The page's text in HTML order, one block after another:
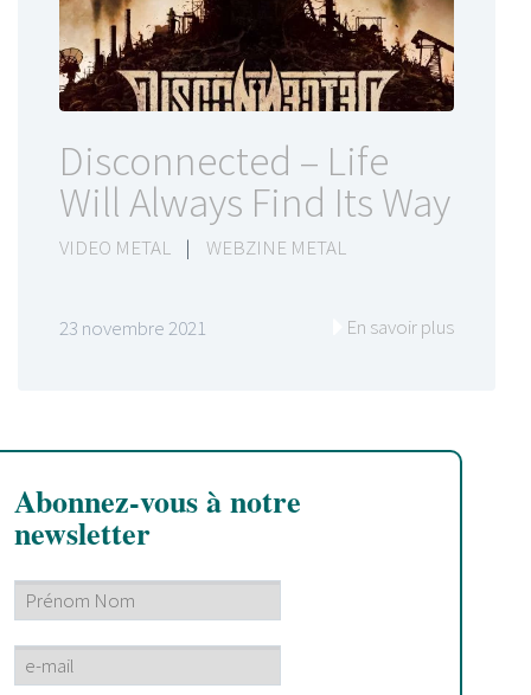
Disconnected – Life
Will Always Find Its Way
VIDEO METAL | WEBZINE METAL
23 novembre 2021 En savoir plus
Abonnez-vous à notre
newsletter